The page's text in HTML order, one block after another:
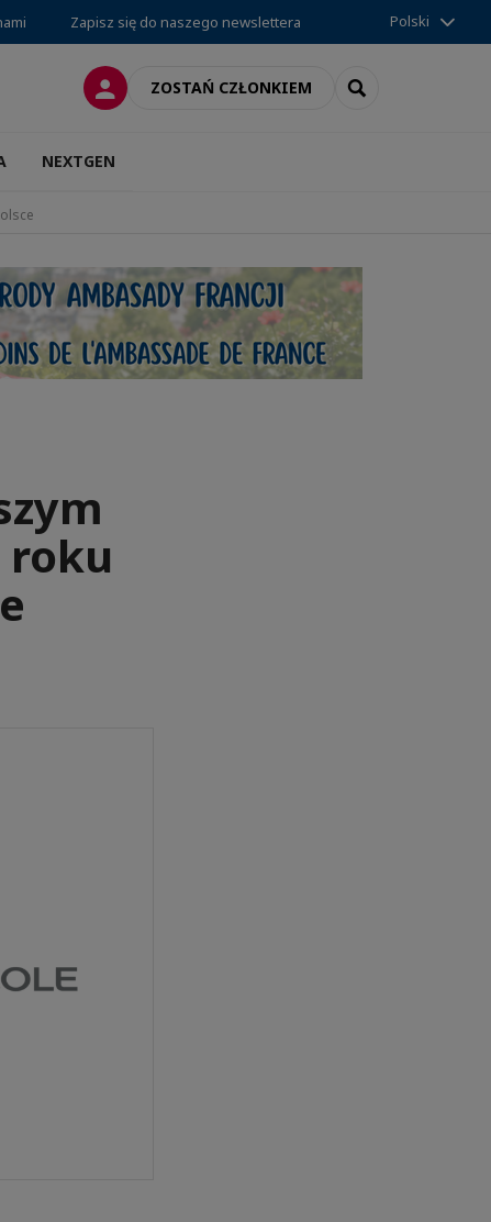
Zapisz się do naszego newslettera Polski
LOGOWANIEZOSTAŃ CZŁONKIEM SEARCH
NEXTGEN
roku